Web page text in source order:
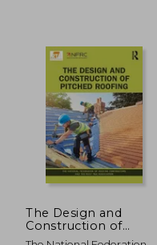
40%
dcto.
The Design and
Construction of
Pitched Roofing (en